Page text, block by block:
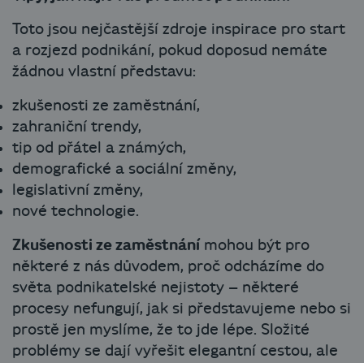
Toto jsou nejčastější zdroje inspirace pro start
a rozjezd podnikání, pokud doposud nemáte
žádnou vlastní představu:
zkušenosti ze zaměstnání,
zahraniční trendy,
tip od přátel a známých,
demografické a sociální změny,
legislativní změny,
nové technologie.
Zkušenosti ze zaměstnání mohou být pro
některé z nás důvodem, proč odcházíme do
světa podnikatelské nejistoty – některé
procesy nefungují, jak si představujeme nebo si
prostě jen myslíme, že to jde lépe. Složité
problémy se dají vyřešit elegantní cestou, ale